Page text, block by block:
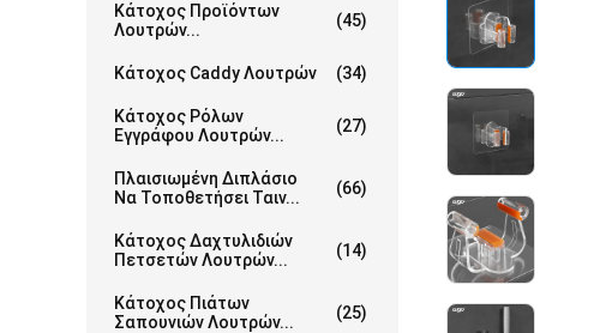
Κάτοχος Προϊόντων
Λουτρών...
(45)
Κάτοχος Caddy Λουτρών (34)
Κάτοχος Ρόλων
Εγγράφου Λουτρών...
(27)
Πλαισιωμένη Διπλάσιο
Να Τοποθετήσει Ταιν...
(66)
Κάτοχος Δαχτυλιδιών
Πετσετών Λουτρών...
(14)
Κάτοχος Πιάτων
Σαπουνιών Λουτρών...
(25)